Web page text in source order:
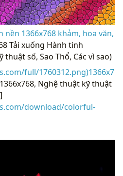
nền 1366x768 khảm, hoa văn,
Tải xuống Hành tinh
thuật số, Sao Thổ, Các vì sao)
full/1760312.png)1366x7
Nghệ thuật kỹ thuật
download/colorful-